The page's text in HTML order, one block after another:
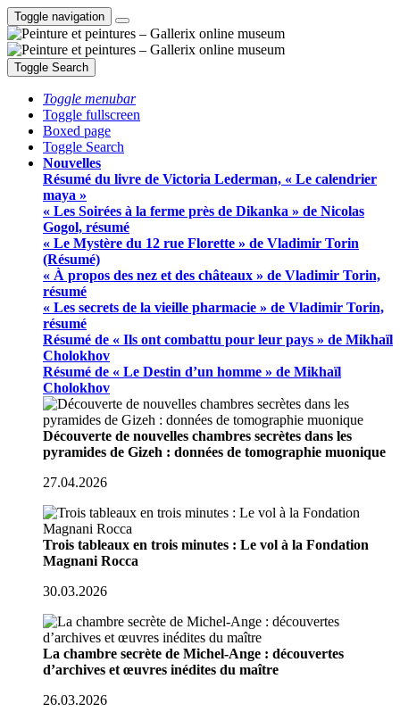
Toggle navigation
Toggle Search
Toggle menubar
Toggle fullscreen
Boxed page
Toggle Search
Nouvelles
Résumé du livre de Victoria Lederman, « Le calendrier
maya »
« Les Soirées à la ferme près de Dikanka » de Nicolas
Gogol, résumé
« Le Mystère du 12 rue Florette » de Vladimir Torin
(Résumé)
« À propos des nez et des châteaux » de Vladimir Torin,
résumé
« Les secrets de la vieille pharmacie » de Vladimir Torin,
résumé
Résumé de « Ils ont combattu pour leur pays » de Mikhaïl
Cholokhov
Résumé de « Le Destin d’un homme » de Mikhaïl
Cholokhov
Découverte de nouvelles chambres secrètes dans les
pyramides de Gizeh : données de tomographie muonique
27.04.2026
Trois tableaux en trois minutes : Le vol à la Fondation
Magnani Rocca
30.03.2026
La chambre secrète de Michel-Ange : découvertes
d’archives et œuvres inédites du maître
26.03.2026